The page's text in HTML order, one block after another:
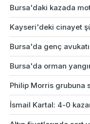
Bursa'daki kazada
Kayseri'deki cinayet
Bursa'da genç
Bursa'da orman
Philip Morris grubuna
İsmail Kartal: 4-0